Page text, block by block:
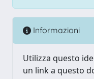
Informazioni
Utilizza questo
un link a questo